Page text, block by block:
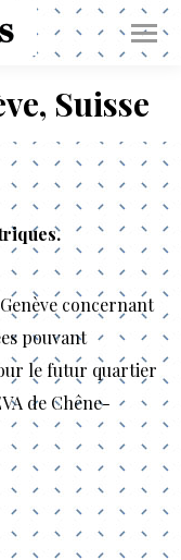
Suisse
concernant
pouvant
le futur quartier
de Chêne-